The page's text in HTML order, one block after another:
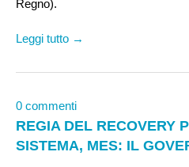
Regno).
Leggi tutto →
0 commenti
REGIA DEL RECOVERY
SISTEMA, MES: IL